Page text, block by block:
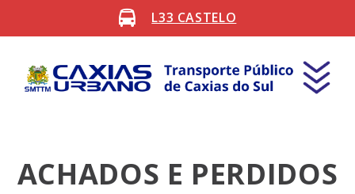
L33 CASTELO
ACHADOS E PERDIDOS